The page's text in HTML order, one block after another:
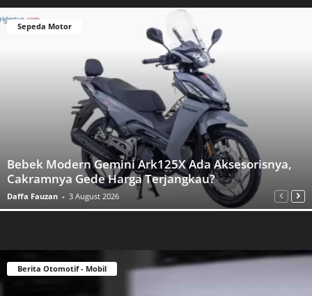
Sepeda Motor
Bebek Modern Gemini Ark125X Ada Aksesorisnya,
Cakramnya Gede Harga Terjangkau?
Daffa Fauzan - 3 August 2026
Berita Otomotif - Mobil